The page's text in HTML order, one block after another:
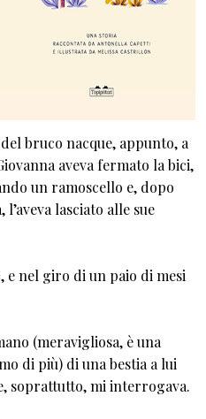
bruco nacque, appunto, a
aveva fermato la bici,
un ramoscello e, dopo
lasciato alle sue
nel giro di un paio di mesi
(meravigliosa, è una
di più) di una bestia a lui
soprattutto, mi interrogava.